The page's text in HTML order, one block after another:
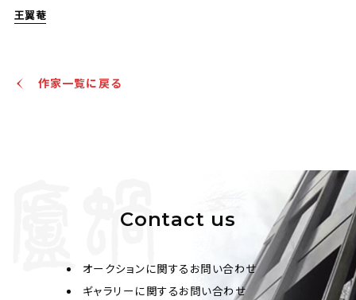
王翼菴
作家一覧に戻る
Contact us
オークションに関するお問い合わせ
ギャラリーに関するお問い合わせ